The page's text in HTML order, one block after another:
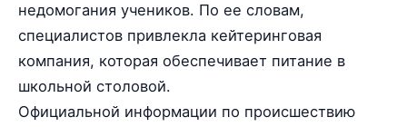
недомогания учеников. По ее словам,
специалистов привлекла кейтеринговая
компания, которая обеспечивает питание в
школьной столовой.
Официальной информации по происшествию